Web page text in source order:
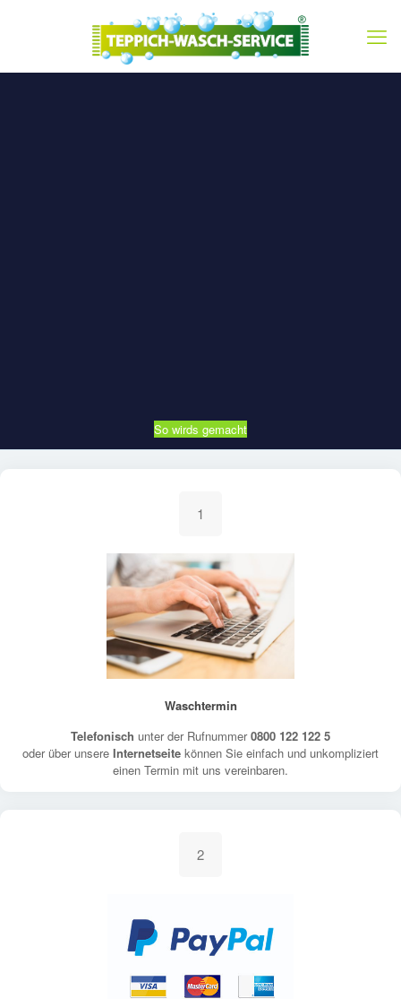
So wirds gemacht
1
Waschtermin
Telefonisch unter der Rufnummer0800 122 122 5
oder über unsere Internetseite können Sie einfach und unkompliziert
einen Termin mit uns vereinbaren.
2